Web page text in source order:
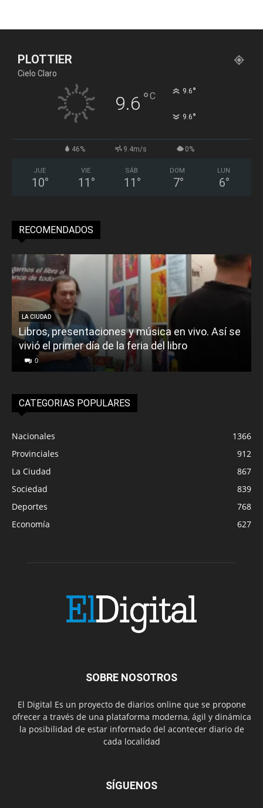
PLOTTIER
Cielo Claro
9.6 °C 9.6°
9.6°
46% 9.4m/s 0%
JUE
10°
VIE
11 °
SÁB
11 °
DOM
7°
LUN
6°
RECOMENDADOS
LA CIUDAD
Libros, presentaciones y música en vivo. Así se
vivió el primer día de la feria del libro
0
CATEGORIAS POPULARES
Nacionales
1366
Provinciales
912
La Ciudad
867
Sociedad
839
Deportes
768
Economía
627
SOBRE NOSOTROS
El Digital Es un proyecto de diarios online que se propone
ofrecer a través de una plataforma moderna, ágil y dinámica
la posibilidad de estar informado del acontecer diario de
cada localidad
SÍGUENOS